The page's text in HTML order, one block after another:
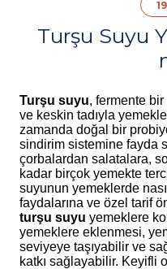
Turşu Suyu
Turşu suyu, fermente
ve keskin tadıyla
zamanda doğal bir
sindirim sistemine fayda
çorbalardan salatalara,
kadar birçok yemekte
suyunun yemeklerde
faydalarına ve özel tarif
turşu suyu yemeklere
yemeklere eklenmesi,
seviyeye taşıyabilir ve
katkı sağlayabilir. Keyifli